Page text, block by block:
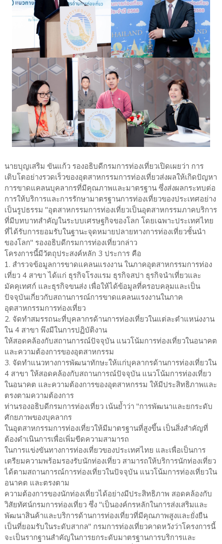
นายบุญเสริม ขันแก้ว รองอธิบดีกรมการท่องเที่ยวเปิดเผยว่า การ
เติบโตอย่างรวดเร็วของอุตสาหกรรมการท่องเที่ยวส่งผลให้เกิดปัญหา
การขาดแคลนบุคลากรที่มีคุณภาพและมาตรฐาน ซึ่งส่งผลกระทบต่อ
การให้บริการและการรักษามาตรฐานการท่องเที่ยวของประเทศอย่าง
เป็นรูปธรรม "อุตสาหกรรมการท่องเที่ยวเป็นอุตสาหกรรมภาคบริการ
ที่มีบทบาทสำคัญในระบบเศรษฐกิจของโลก โดยเฉพาะประเทศไทย
ที่ได้รับการยอมรับในฐานะจุดหมายปลายทางการท่องเที่ยวชั้นนำ
ของโลก" รองอธิบดีกรมการท่องเที่ยวกล่าว
โครงการนี้มีวัตถุประสงค์หลัก 3 ประการ คือ
1. สำรวจข้อมูลการขาดแคลนแรงงาน ในภาคอุตสาหกรรมการท่อง
เที่ยว 4 สาขา ได้แก่ ธุรกิจโรงแรม ธุรกิจสปา ธุรกิจนำเที่ยวและ
มัคคุเทศก์ และธุรกิจขนส่ง เพื่อให้ได้ข้อมูลที่ครอบคลุมและเป็น
ปัจจุบันเกี่ยวกับสถานการณ์การขาดแคลนแรงงานในภาค
อุตสาหกรรมการท่องเที่ยว
2. จัดทำสมรรถนะที่บุคลากรด้านการท่องเที่ยวในแต่ละตำแหน่งงาน
ใน 4 สาขา พึงมีในการปฏิบัติงาน
ให้สอดคล้องกับสถานการณ์ปัจจุบัน แนวโน้มการท่องเที่ยวในอนาคต
และความต้องการของอุตสาหกรรม
3. จัดทำแนวทางการพัฒนาทักษะให้แก่บุคลากรด้านการท่องเที่ยวใน
4 สาขา ให้สอดคล้องกับสถานการณ์ปัจจุบัน แนวโน้มการท่องเที่ยว
ในอนาคต และความต้องการของอุตสาหกรรม ให้มีประสิทธิภาพและ
ตรงตามความต้องการ
ท่านรองอธิบดีกรมการท่องเที่ยว เน้นย้ำว่า "การพัฒนาและยกระดับ
ศักยภาพของบุคลากร
ในอุตสาหกรรมการท่องเที่ยวให้มีมาตรฐานที่สูงขึ้น เป็นสิ่งสำคัญที่
ต้องดำเนินการเพื่อเพิ่มขีดความสามารถ
ในการแข่งขันทางการท่องเที่ยวของประเทศไทย และเพื่อเป็นการ
เตรียมความพร้อมรองรับนักท่องเที่ยว สามารถให้บริการนักท่องเที่ยว
ได้ตามสถานการณ์การท่องเที่ยวในปัจจุบัน แนวโน้มการท่องเที่ยวใน
อนาคต และตรงตาม
ความต้องการของนักท่องเที่ยวได้อย่างมีประสิทธิภาพ สอดคล้องกับ
วิสัยทัศน์กรมการท่องเที่ยว ซึ่ง "เป็นองค์กรหลักในการส่งเสริมและ
พัฒนาสินค้าและบริการด้านการท่องเที่ยวที่มีคุณภาพสูงและยั่งยืน
เป็นที่ยอมรับในระดับสากล" กรมการท่องเที่ยวคาดหวังว่าโครงการนี้
จะเป็นรากฐานสำคัญในการยกระดับมาตรฐานการบริการและ